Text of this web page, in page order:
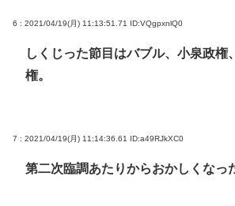
6 : 2021/04/19(月) 11:13:51.71 ID:VQgpxnlQ0
しくじった節目はバブル、小泉政権
権。
7 : 2021/04/19(月) 11:14:36.61 ID:a49RJkXC0
第二次臨調あたりからおかしくなっ